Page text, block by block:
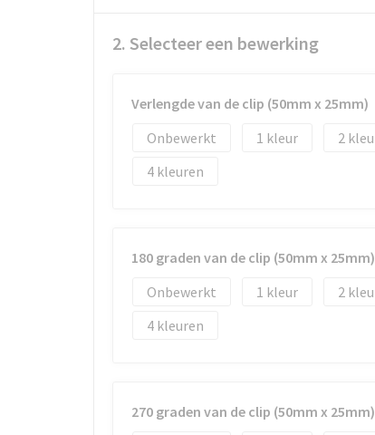
2. Selecteer een bewerking
Verlengde van de clip (50mm x 25mm)
Onbewerkt
1 2
4
180 graden van de clip (50mm x 25mm)
Onbewerkt
1 2
4
270 graden van de clip (50mm x 25mm)